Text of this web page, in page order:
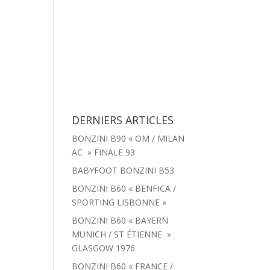
DERNIERS ARTICLES
BONZINI B90 « OM / MILAN
AC » FINALE 93
BABYFOOT BONZINI B53
BONZINI B60 « BENFICA /
SPORTING LISBONNE »
BONZINI B60 « BAYERN
MUNICH / ST ÉTIENNE »
GLASGOW 1976
BONZINI B60 « FRANCE /